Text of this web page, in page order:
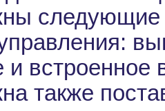
следующие
и встроенное
также